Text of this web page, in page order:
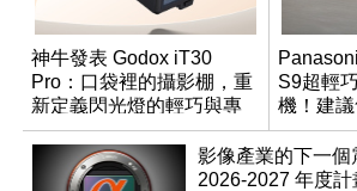
神牛發表 Godox iT30
Pro：口袋裡的攝影棚，重
新定義閃光燈的輕巧與專
業
S9超輕
機！建
出爐
影像產業的下一個
2026-2027 年度